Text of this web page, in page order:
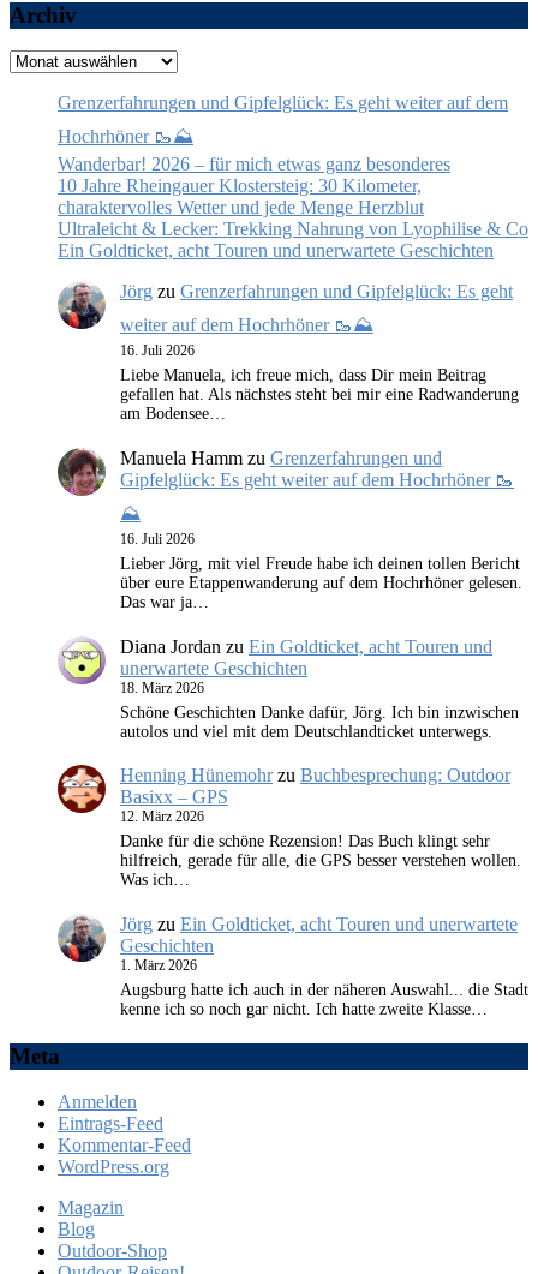
Archiv
Archiv
Grenzerfahrungen und Gipfelglück: Es geht weiter auf dem
Hochrhöner 🥾⛰️
Wanderbar! 2026 – für mich etwas ganz besonderes
10 Jahre Rheingauer Klostersteig: 30 Kilometer,
charaktervolles Wetter und jede Menge Herzblut
Ultraleicht & Lecker: Trekking Nahrung von Lyophilise & Co
Ein Goldticket, acht Touren und unerwartete Geschichten
Jörg zu Grenzerfahrungen und Gipfelglück: Es geht
weiter auf dem Hochrhöner 🥾⛰️
16. Juli 2026
Liebe Manuela, ich freue mich, dass Dir mein Beitrag
gefallen hat. Als nächstes steht bei mir eine Radwanderung
am Bodensee…
Manuela Hamm zu Grenzerfahrungen und
Gipfelglück: Es geht weiter auf dem Hochrhöner 🥾
⛰️
16. Juli 2026
Lieber Jörg, mit viel Freude habe ich deinen tollen Bericht
über eure Etappenwanderung auf dem Hochrhöner gelesen.
Das war ja…
Diana Jordan zu Ein Goldticket, acht Touren und
unerwartete Geschichten
18. März 2026
Schöne Geschichten Danke dafür, Jörg. Ich bin inzwischen
autolos und viel mit dem Deutschlandticket unterwegs.
Henning Hünemohrzu Buchbesprechung: Outdoor
Basixx – GPS
12. März 2026
Danke für die schöne Rezension! Das Buch klingt sehr
hilfreich, gerade für alle, die GPS besser verstehen wollen.
Was ich…
Jörg zu Ein Goldticket, acht Touren und unerwartete
Geschichten
1. März 2026
Augsburg hatte ich auch in der näheren Auswahl... die Stadt
kenne ich so noch gar nicht. Ich hatte zweite Klasse…
Meta
Anmelden
Eintrags-Feed
Kommentar-Feed
WordPress.org
Magazin
Blog
Outdoor-Shop